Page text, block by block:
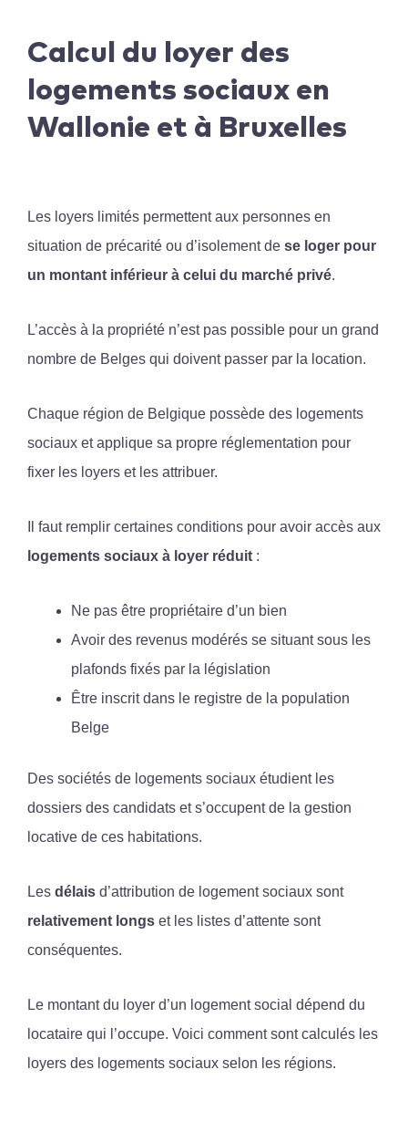
Calcul du loyer des
logements sociaux en
Wallonie et à Bruxelles
Les loyers limités permettent aux personnes en
situation de précarité ou d’isolement de se loger pour
un montant inférieur à celui du marché privé.
L’accès à la propriété n’est pas possible pour un grand
nombre de Belges qui doivent passer par la location.
Chaque région de Belgique possède des logements
sociaux et applique sa propre réglementation pour
fixer les loyers et les attribuer.
Il faut remplir certaines conditions pour avoir accès aux
logements sociaux à loyer réduit :
Ne pas être propriétaire d’un bien
Avoir des revenus modérés se situant sous les
plafonds fixés par la législation
Être inscrit dans le registre de la population
Belge
Des sociétés de logements sociaux étudient les
dossiers des candidats et s’occupent de la gestion
locative de ces habitations.
Les délais d’attribution de logement sociaux sont
relativement longs et les listes d’attente sont
conséquentes.
Le montant du loyer d’un logement social dépend du
locataire qui l’occupe. Voici comment sont calculés les
loyers des logements sociaux selon les régions.